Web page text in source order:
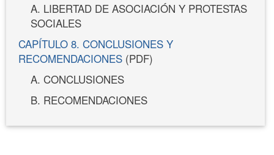
A. LIBERTAD DE ASOCIACIÓN Y PROTESTAS
SOCIALES
CAPÍTULO 8. CONCLUSIONES Y
RECOMENDACIONES (PDF)
A. CONCLUSIONES
B. RECOMENDACIONES